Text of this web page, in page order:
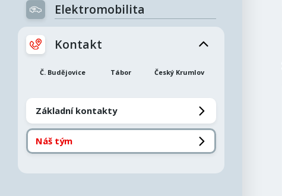
Elektromobilita
Kontakt
Č. Budějovice Tábor Český Krumlov
Základní kontakty
Náš tým